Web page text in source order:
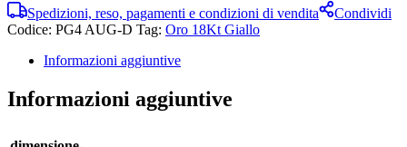
Spedizioni, reso, pagamenti e condizioni di vendita
Condividi
Codice: PG4 AUG-D Tag: Oro 18Kt Giallo
Informazioni aggiuntive
Informazioni aggiuntive